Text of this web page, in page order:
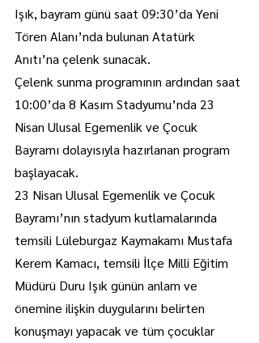
Işık, bayram günü saat 09:30’da Yeni
Tören Alanı’nda bulunan Atatürk
Anıtı’na çelenk sunacak.
Çelenk sunma programının ardından saat
10:00’da 8 Kasım Stadyumu’nda 23
Nisan Ulusal Egemenlik ve Çocuk
Bayramı dolayısıyla hazırlanan program
başlayacak.
23 Nisan Ulusal Egemenlik ve Çocuk
Bayramı’nın stadyum kutlamalarında
temsili Lüleburgaz Kaymakamı Mustafa
Kerem Kamacı, temsili İlçe Milli Eğitim
Müdürü Duru Işık günün anlam ve
önemine ilişkin duygularını belirten
konuşmayı yapacak ve tüm çocuklar